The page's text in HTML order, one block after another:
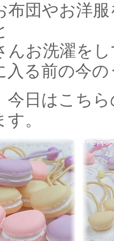
布団やお洋
んお洗濯を
入る前の今
今日はこち
。